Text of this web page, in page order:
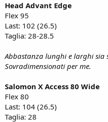
Head Advant Edge
Flex 95
Last: 102 (26.5)
Taglia: 28-28.5
Abbastanza lunghi e larghi sia
Sovradimensionati per me.
Salomon X Access 80 Wide
Flex 80
Last: 104 (26.5)
Taglia: 28